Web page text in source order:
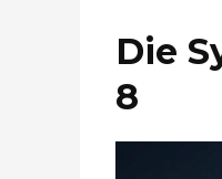
Die
8